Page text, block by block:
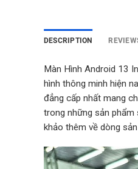
DESCRIPTION
Màn Hình Android 13
hình thông minh hiện
đẳng cấp nhất mang
trong những sản
khảo thêm về dòng